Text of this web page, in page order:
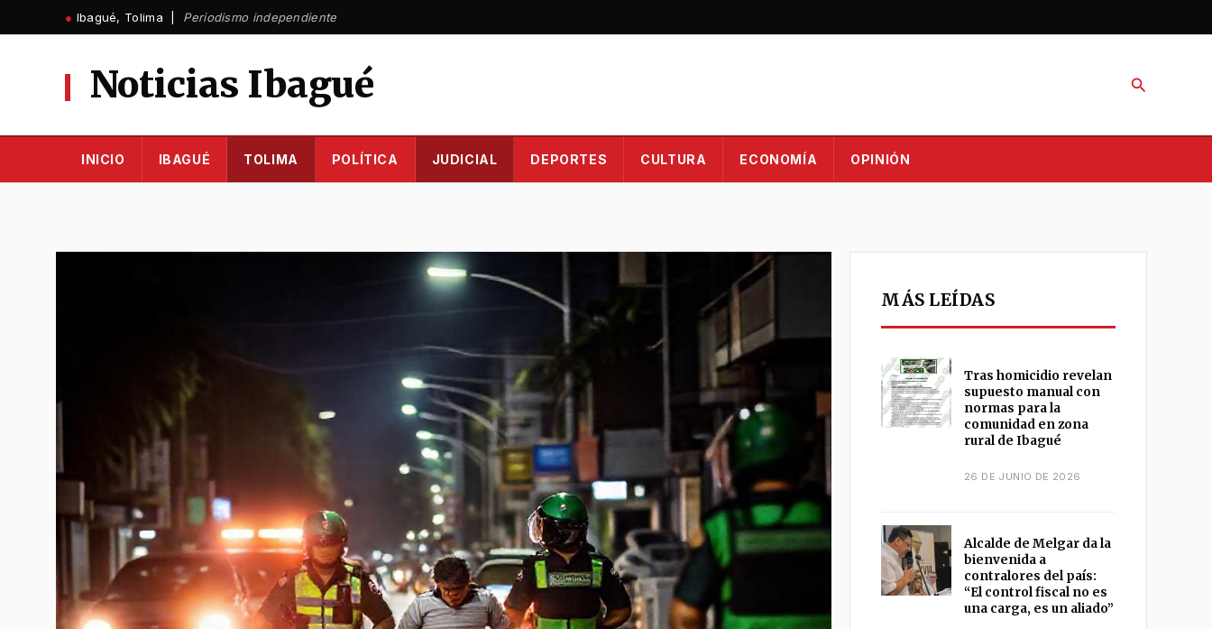
al
● Ibagué, Tolima | Periodismo independiente
Noticias Ibagué Buscar
INICIO IBAGUÉ TOLIMA POLÍTICA JUDICIAL DEPORTES CULTURA ECONOMÍA OPINIÓN
MÁS LEÍDAS
Tras homicidio revelan
supuesto manual con
normas para la
comunidad en zona
rural de Ibagué
26 DE JUNIO DE 2026
Alcalde de Melgar da la
bienvenida a
contralores del país:
“El control fiscal no es
una carga, es un aliado”